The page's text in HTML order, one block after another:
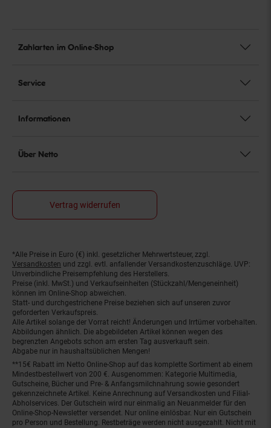
Zahlarten im Online-Shop
Service
Informationen
Über Netto
Vertrag widerrufen
Fußnoten
*Alle Preise in Euro (€) inkl. gesetzlicher Mehrwertsteuer, zzgl.
Versandkosten und zzgl. evtl. anfallender Versandkostenzuschläge. UVP:
Unverbindliche Preisempfehlung des Herstellers.
Preise (inkl. MwSt.) und Verkaufseinheiten (Stückzahl/Mengeneinheit)
können im Online-Shop abweichen.
Statt- und durchgestrichene Preise beziehen sich auf unseren zuvor
geforderten Verkaufspreis.
Alle Artikel solange der Vorrat reicht! Änderungen und Irrtümer vorbehalten.
Abbildungen ähnlich. Die abgebildeten Artikel können wegen des
begrenzten Angebots schon am ersten Tag ausverkauft sein.
Abgabe nur in haushaltsüblichen Mengen!
**15€ Rabatt im Netto Online-Shop auf das komplette Sortiment ab einem
Mindestbestellwert von 200 €. Ausgenommen: Kategorie Multimedia,
Gutscheine, Bücher und Pre- & Anfangsmilchnahrung sowie gesondert
gekennzeichnete Artikel. Keine Anrechnung auf Versandkosten und Filial-
Abholservices. Der Gutschein wird nur einmalig an Neuanmelder für den
Online-Shop-Newsletter versendet. Nur online einlösbar. Nur ein Gutschein
pro Person und Bestellung. Restbeträge werden nicht ausgezahlt. Nicht mit